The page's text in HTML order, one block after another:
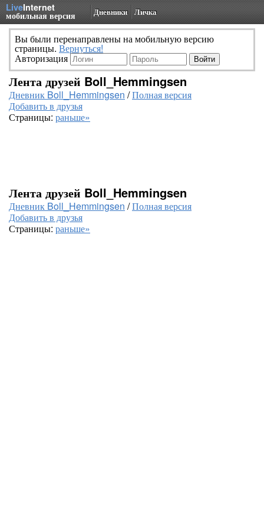
LiveInternet
мобильная версия Дневники Личка
Вы были перенаправлены на мобильную версию
страницы. Вернуться!
Авторизация
Лента друзей Boll_Hemmingsen
Дневник Boll_Hemmingsen /Полная версия
Добавить в друзья
Страницы: раньше»
Лента друзей Boll_Hemmingsen
Дневник Boll_Hemmingsen /Полная версия
Добавить в друзья
Страницы: раньше»